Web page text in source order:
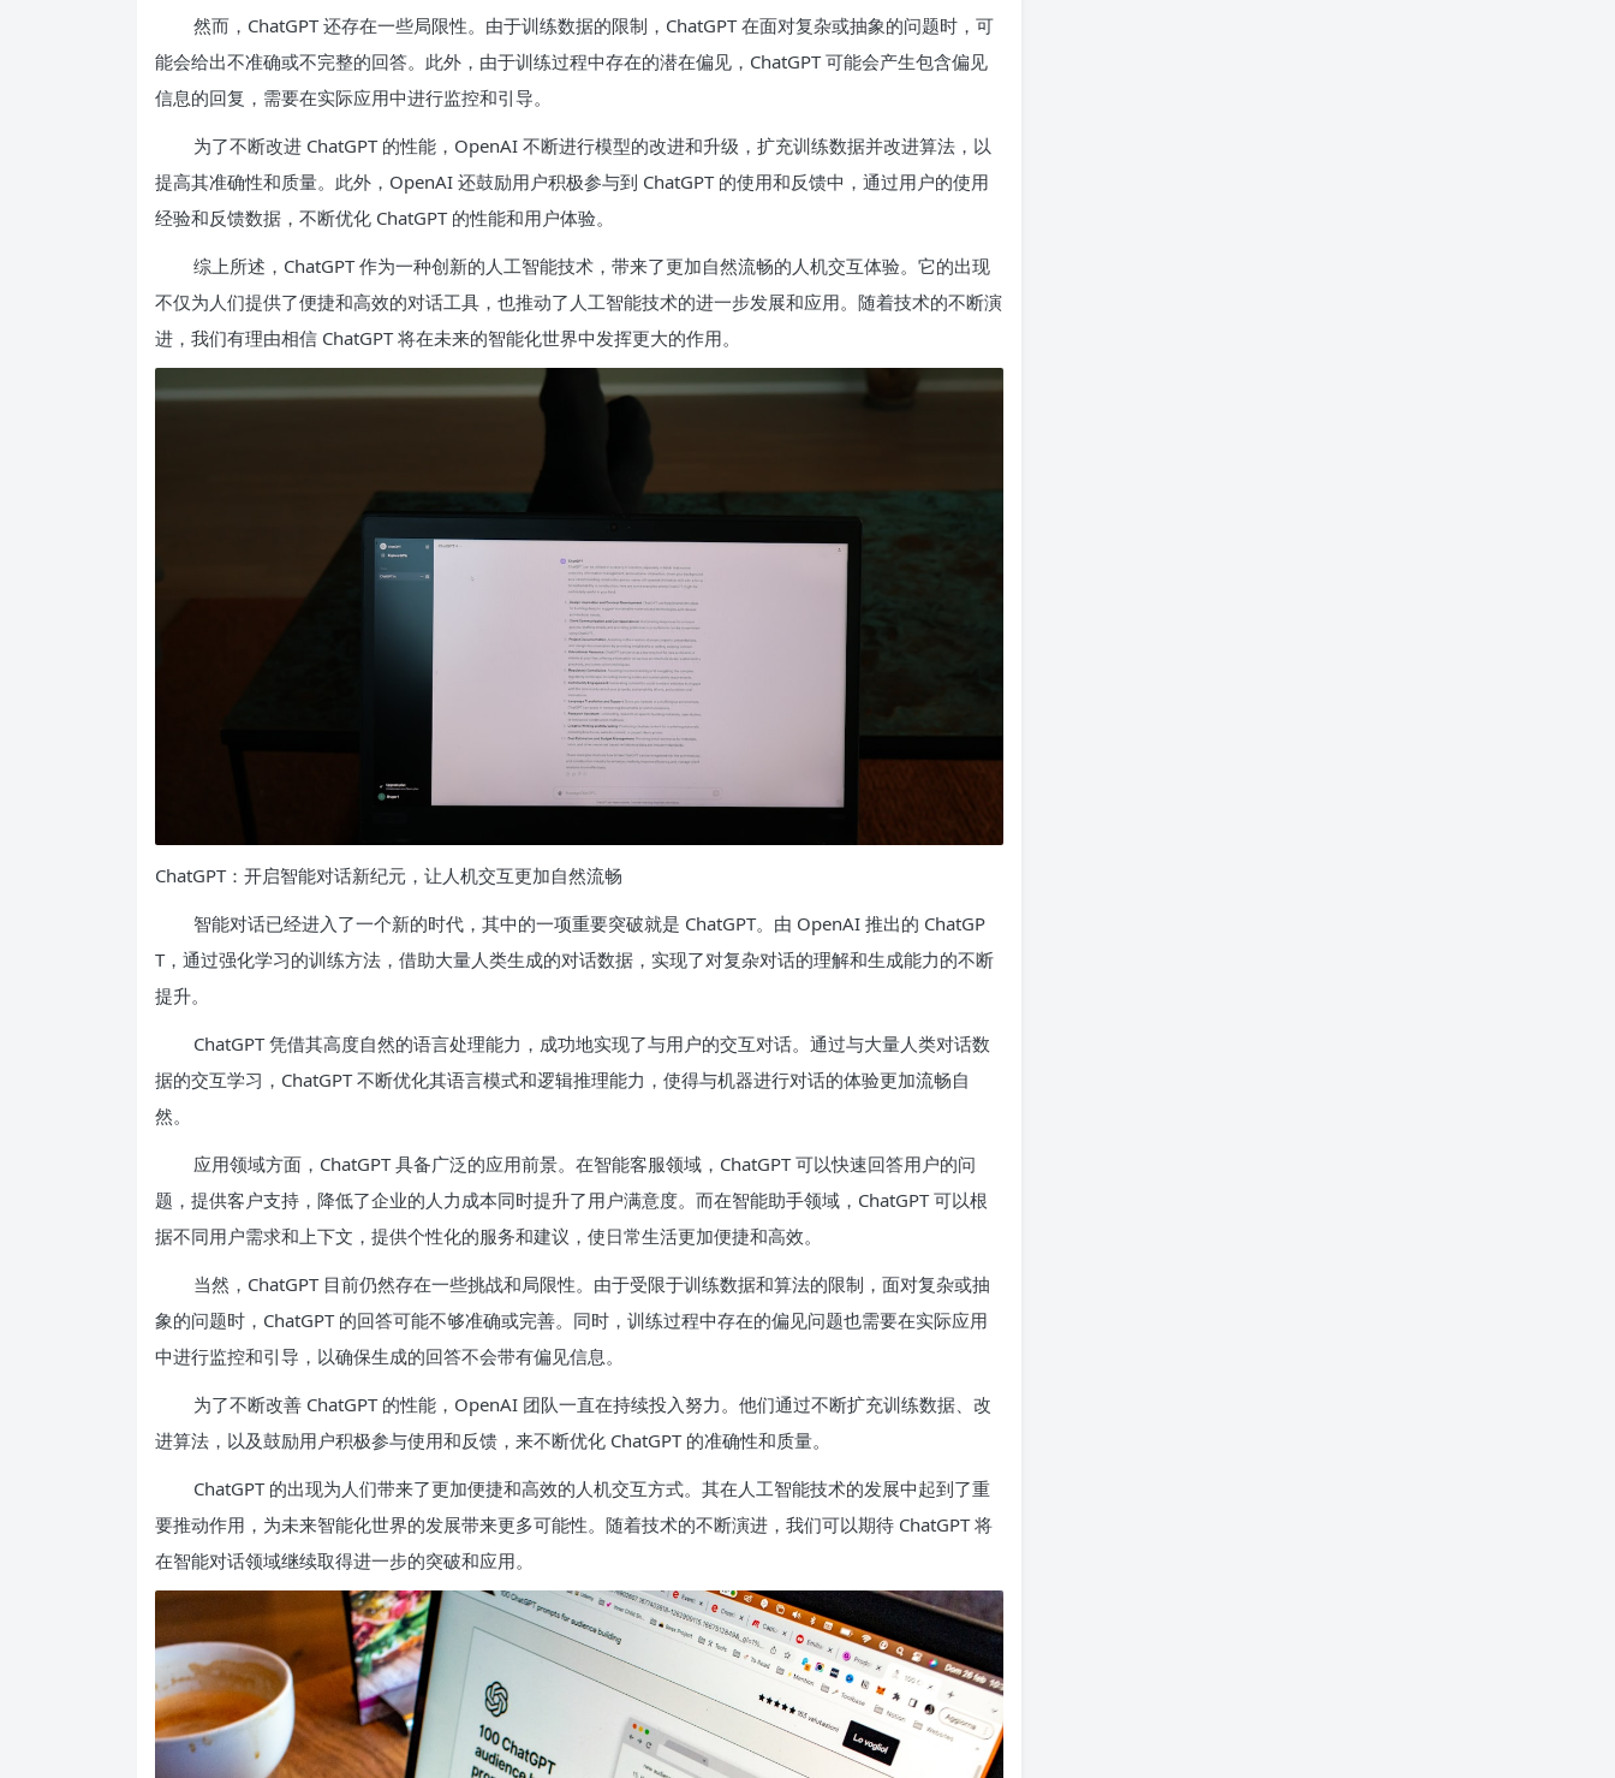
然而，ChatGPT 还存在一些局限性。由于训练数据的限制，ChatGPT 在面对复杂或抽象的问题时，可
能会给出不准确或不完整的回答。此外，由于训练过程中存在的潜在偏见，ChatGPT 可能会产生包含偏见
信息的回复，需要在实际应用中进行监控和引导。
为了不断改进 ChatGPT 的性能，OpenAI 不断进行模型的改进和升级，扩充训练数据并改进算法，以
提高其准确性和质量。此外，OpenAI 还鼓励用户积极参与到 ChatGPT 的使用和反馈中，通过用户的使用
经验和反馈数据，不断优化 ChatGPT 的性能和用户体验。
综上所述，ChatGPT 作为一种创新的人工智能技术，带来了更加自然流畅的人机交互体验。它的出现
不仅为人们提供了便捷和高效的对话工具，也推动了人工智能技术的进一步发展和应用。随着技术的不断演
进，我们有理由相信 ChatGPT 将在未来的智能化世界中发挥更大的作用。
ChatGPT：开启智能对话新纪元，让人机交互更加自然流畅
智能对话已经进入了一个新的时代，其中的一项重要突破就是 ChatGPT。由 OpenAI 推出的 ChatGP
T，通过强化学习的训练方法，借助大量人类生成的对话数据，实现了对复杂对话的理解和生成能力的不断
提升。
ChatGPT 凭借其高度自然的语言处理能力，成功地实现了与用户的交互对话。通过与大量人类对话数
据的交互学习，ChatGPT 不断优化其语言模式和逻辑推理能力，使得与机器进行对话的体验更加流畅自
然。
应用领域方面，ChatGPT 具备广泛的应用前景。在智能客服领域，ChatGPT 可以快速回答用户的问
题，提供客户支持，降低了企业的人力成本同时提升了用户满意度。而在智能助手领域，ChatGPT 可以根
据不同用户需求和上下文，提供个性化的服务和建议，使日常生活更加便捷和高效。
当然，ChatGPT 目前仍然存在一些挑战和局限性。由于受限于训练数据和算法的限制，面对复杂或抽
象的问题时，ChatGPT 的回答可能不够准确或完善。同时，训练过程中存在的偏见问题也需要在实际应用
中进行监控和引导，以确保生成的回答不会带有偏见信息。
为了不断改善 ChatGPT 的性能，OpenAI 团队一直在持续投入努力。他们通过不断扩充训练数据、改
进算法，以及鼓励用户积极参与使用和反馈，来不断优化 ChatGPT 的准确性和质量。
ChatGPT 的出现为人们带来了更加便捷和高效的人机交互方式。其在人工智能技术的发展中起到了重
要推动作用，为未来智能化世界的发展带来更多可能性。随着技术的不断演进，我们可以期待 ChatGPT 将
在智能对话领域继续取得进一步的突破和应用。